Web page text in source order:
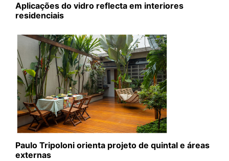
Aplicações do vidro reflecta em interiores
residenciais
Paulo Tripoloni orienta projeto de quintal e áreas
externas